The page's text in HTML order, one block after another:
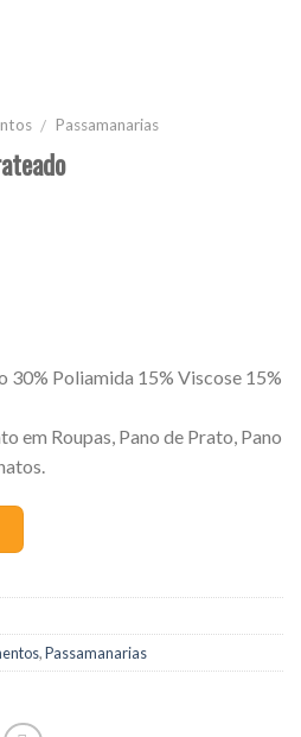
/ Passamanarias
30% Poliamida 15% Viscose 15%
em Roupas, Pano de Prato, Pano
,Passamanarias